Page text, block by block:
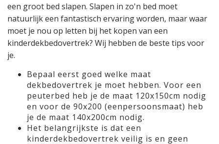
een groot bed slapen. Slapen in zo'n bed moet
natuurlijk een fantastisch ervaring worden, maar waar
moet je nou op letten bij het kopen van een
kinderdekbedovertrek? Wij hebben de beste tips voor
je.
Bepaal eerst goed welke maat
dekbedovertrek je moet hebben. Voor een
peuterbed heb je de maat 120x150cm nodig
en voor de 90x200 (eenpersoonsmaat) heb
je de maat 140x200cm nodig.
Het belangrijkste is dat een
kinderdekbedovertrek veilig is en geen